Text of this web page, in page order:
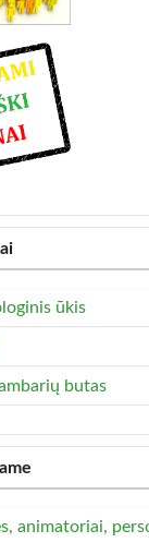
ūkis
butas
animatoriai,